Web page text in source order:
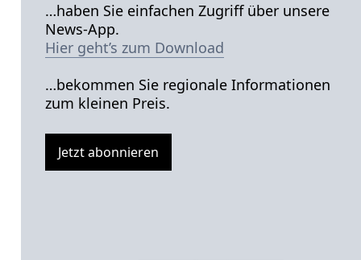
…haben Sie einfachen Zugriff über unsere
News-App.
Hier geht’s zum Download
…bekommen Sie regionale Informationen
zum kleinen Preis.
Jetzt abonnieren